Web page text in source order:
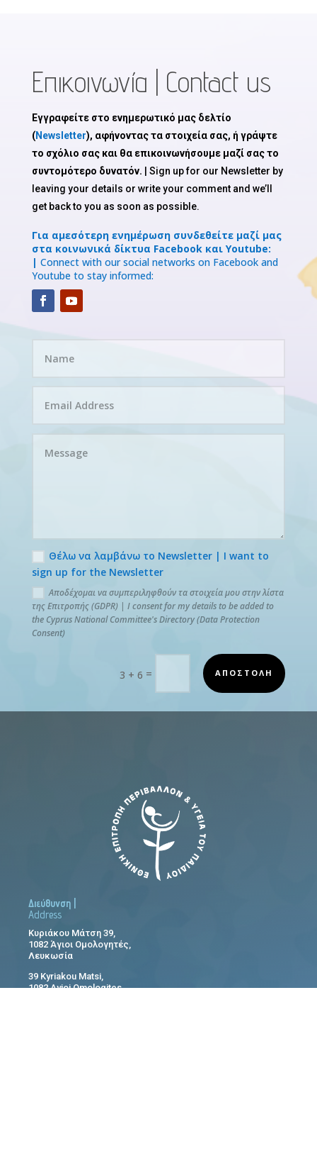
Επικοινωνία | Contact us
Εγγραφείτε στο ενημερωτικό μας δελτίο
(Newsletter), αφήνοντας τα στοιχεία σας, ή γράψτε
το σχόλιο σας και θα επικοινωνήσουμε μαζί σας το
συντομότερο δυνατόν. | Sign up for our Newsletter by
leaving your details or write your comment and we’ll
get back to you as soon as possible.
Για αμεσότερη ενημέρωση συνδεθείτε μαζί μας
στα κοινωνικά δίκτυα Facebook και Youtube:
| Connect with our social networks on Facebook and
Youtube to stay informed:
Θέλω να λαμβάνω το Newsletter | I want to
sign up for the Newsletter
Αποδέχομαι να συμπεριληφθούν τα στοιχεία μου στην λίστα
της Επιτροπής (GDPR) | I consent for my details to be added to
the Cyprus National Committee's Directory (Data Protection
Consent)
3 + 6 = ΑΠΟΣΤΟΛΗ
Διεύθυνση |
Address
Κυριάκου Μάτση 39,
1082 Άγιοι Ομολογητές,
Λευκωσία
39 Kyriakou Matsi,
1082 Ayioi Omologites,